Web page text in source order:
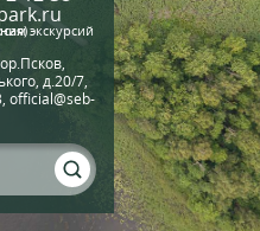
д.20/7,
official@seb-